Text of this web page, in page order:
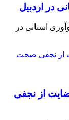
در اردبیل
استانی در
از نجفی